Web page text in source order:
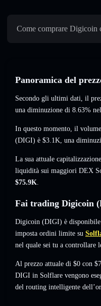
Come comprare Digicoin
Panoramica del
Secondo gli ultimi dati, il
una diminuzione di 8.63%
In questo momento, il
(DIGI) è $3.1K, una
La sua attuale
liquidità sui maggiori DEX
$75.9K.
Fai trading Digicoin
Digicoin (DIGI) è disponibile
imposta ordini limite su
nel quale sei tu a controllare
Al prezzo attuale di $0 con
DIGI in Solflare vengono
del routing intelligente